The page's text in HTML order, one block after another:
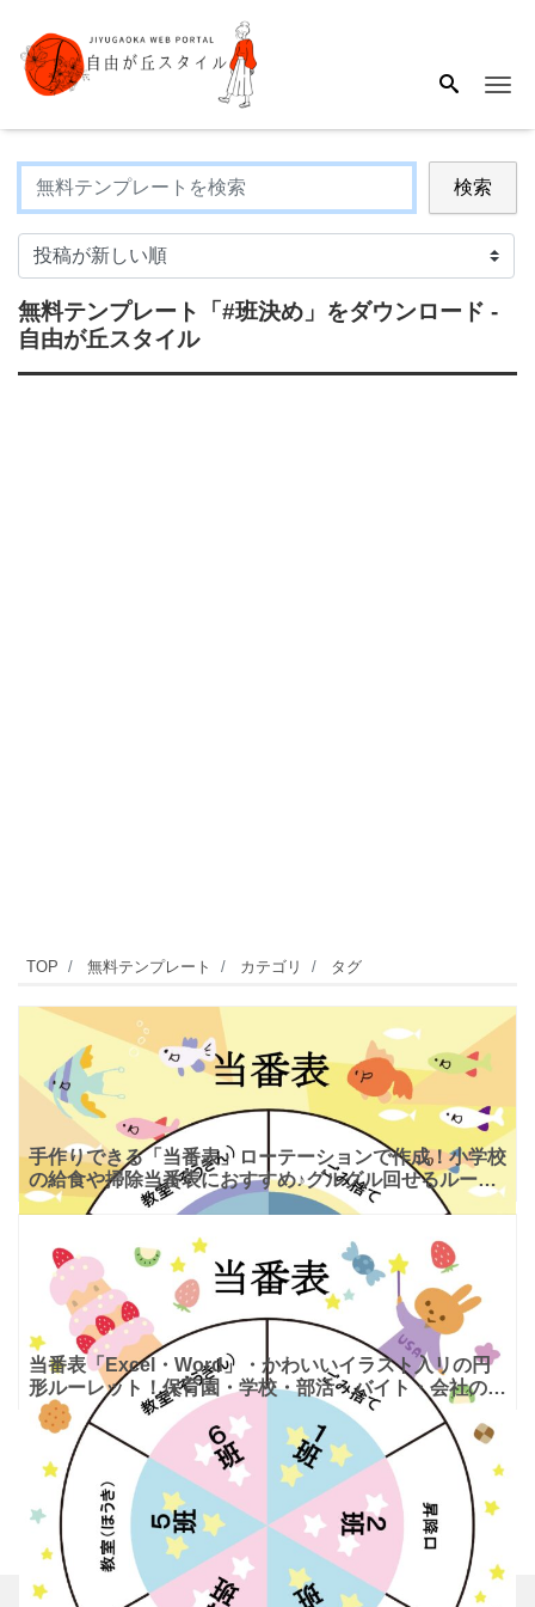
検索
無料テンプレート 「#班決め」 をダウンロード -
自由が丘スタイル
TOP 無料テンプレート カテゴリ タグ
手作りできる「当番表」ローテーションで作成！小学校
の給食や掃除当番表におすすめ♪グルグル回せるルーレ
ット式でイラスト入り！ 簡単に当番表を手作りできる
当番表「Excel・Word」・かわいいイラスト入リの円
形ルーレット！保育園・学校・部活・バイト・会社の分
担表におすすめ！ かわいいお菓子のお城のイラスト入
りで